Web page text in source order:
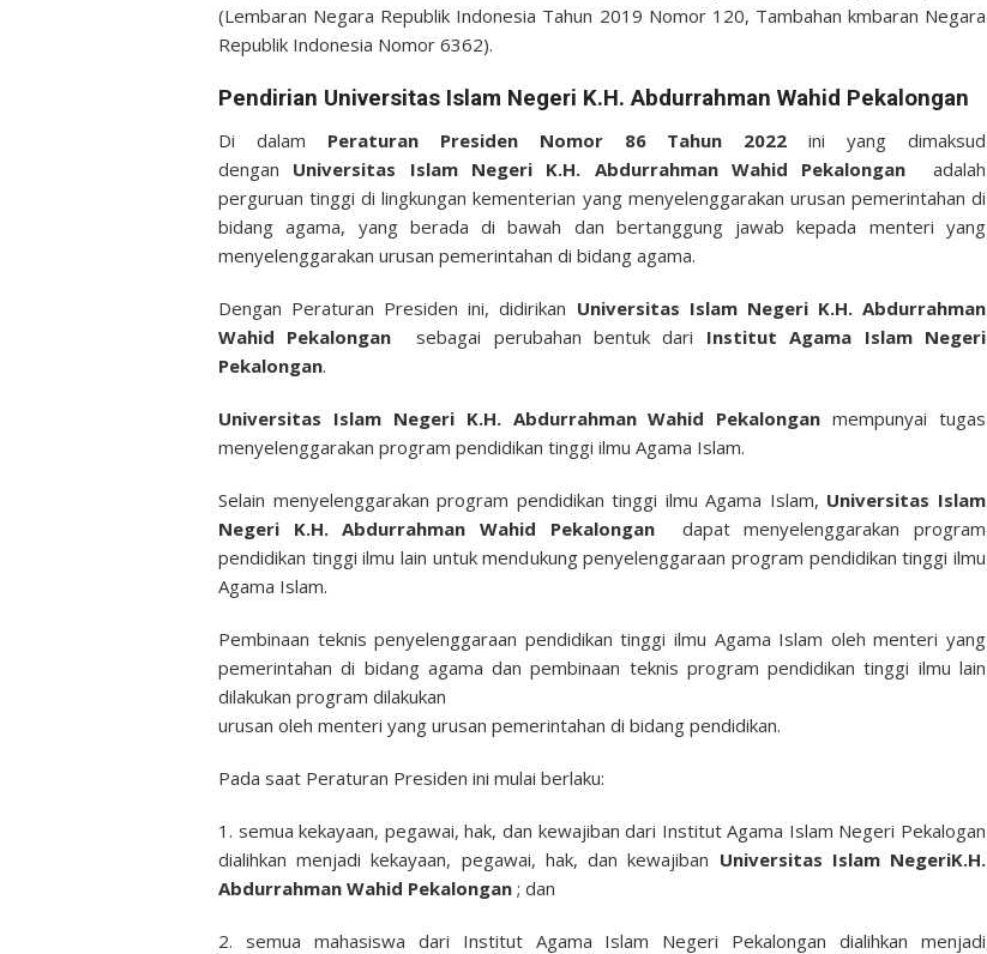
(Lembaran Negara Republik Indonesia Tahun 2019 Nomor 120, Tambahan kmbaran Negara
Republik Indonesia Nomor 6362).
Pendirian Universitas Islam Negeri K.H. Abdurrahman Wahid Pekalongan
Di dalam Peraturan Presiden Nomor 86 Tahun 2022 ini yang dimaksud
dengan Universitas Islam Negeri K.H. Abdurrahman Wahid Pekalongan
adalah
perguruan tinggi di lingkungan kementerian yang menyelenggarakan urusan pemerintahan di
bidang agama, yang berada di bawah dan bertanggung jawab kepada menteri yang
menyelenggarakan urusan pemerintahan di bidang agama.
Dengan Peraturan Presiden ini, didirikan Universitas Islam Negeri K.H. Abdurrahman
Wahid Pekalongansebagai perubahan bentuk dari Institut Agama Islam Negeri
Pekalongan.
Universitas Islam Negeri K.H. Abdurrahman Wahid Pekalonganmempunyai tugas
menyelenggarakan program pendidikan tinggi ilmu Agama Islam.
Selain menyelenggarakan program pendidikan tinggi ilmu Agama Islam, Universitas Islam
Negeri
K.H. Abdurrahman Wahid Pekalongan dapat menyelenggarakan program
pendidikan tinggi ilmu lain untuk mendukung penyelenggaraan program pendidikan tinggi ilmu
Agama Islam.
Pembinaan teknis penyelenggaraan pendidikan tinggi ilmu Agama Islam oleh menteri yang
pemerintahan di bidang agama dan pembinaan teknis program pendidikan tinggi ilmu lain
dilakukan program dilakukan
urusan oleh menteri yang urusan pemerintahan di bidang pendidikan.
Pada saat Peraturan Presiden ini mulai berlaku:
1. semua kekayaan, pegawai, hak, dan kewajiban dari Institut Agama Islam Negeri Pekalogan
dialihkan menjadi kekayaan, pegawai, hak, dan kewajiban Universitas Islam NegeriK.H.
Abdurrahman Wahid Pekalongan ; dan
2. semua mahasiswa dari Institut Agama Islam Negeri Pekalongan dialihkan menjadi